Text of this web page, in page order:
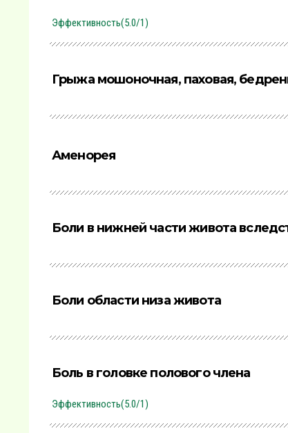
Эффективность(5.0/1)
Грыжа мошоночная, паховая,
Аменорея
Боли в нижней части живота
Боли области низа живота
Боль в головке полового члена
Эффективность(5.0/1)